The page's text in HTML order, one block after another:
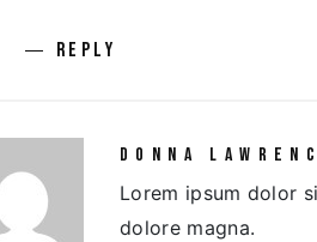
REPLY
DONNA
Lorem ipsum dolor
dolore magna.